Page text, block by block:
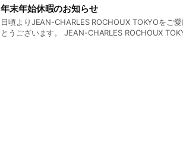
年末年始休暇のお知らせ
日頃よりJEAN-CHARLES ROCHOUX TOKYOをご
とうございます。 JEAN-CHARLES ROCHOUX